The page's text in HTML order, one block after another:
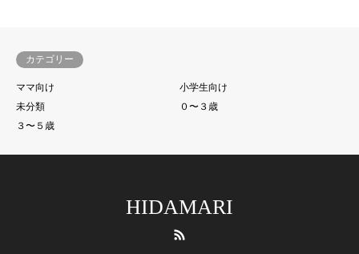
カテゴリー
ママ向け
小学生向け
未分類
０〜３歳
３〜５歳
HIDAMARI